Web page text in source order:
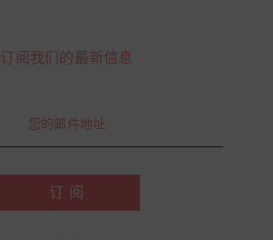
订阅我们的最新信息
订 阅